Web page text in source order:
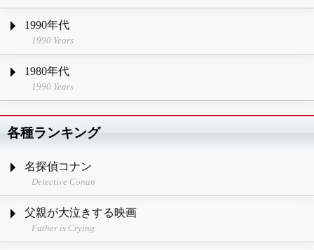
1990年代
1990 Years
1980年代
1990 Years
各種ランキング
名探偵コナン
Detective Conan
父親が大泣きする映画
Father is Crying